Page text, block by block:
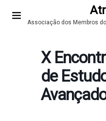
Associação dos Membros
X
de